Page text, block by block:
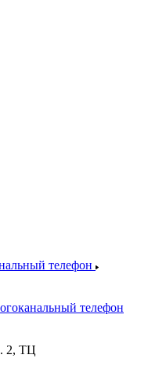
телефон
телефон
2, ТЦ